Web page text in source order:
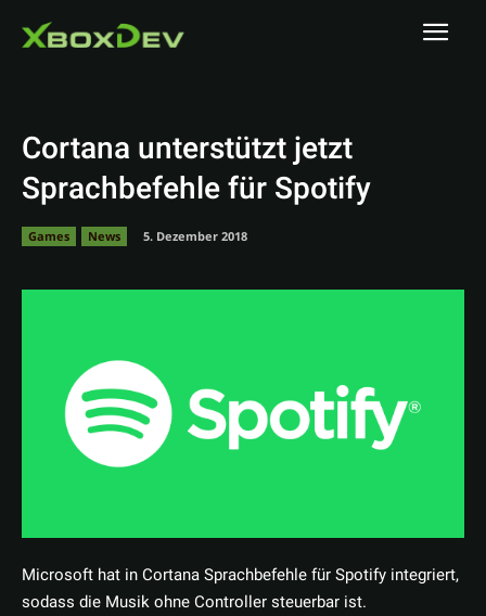
Cortana unterstützt jetzt
Sprachbefehle für Spotify
Games News 5. Dezember 2018
Microsoft hat in Cortana Sprachbefehle für Spotify integriert,
sodass die Musik ohne Controller steuerbar ist.